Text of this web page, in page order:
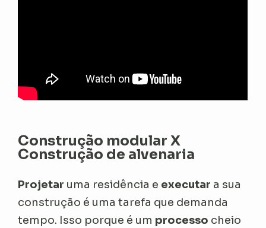
Construção modular X
Construção de alvenaria
Projetar uma residência e executar a sua
construção é uma tarefa que demanda
tempo. Isso porque é um processo cheio